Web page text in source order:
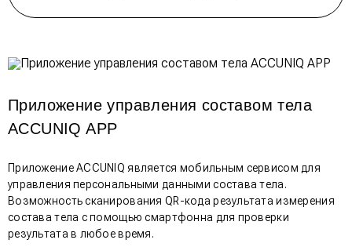
Приложение управления составом тела
ACCUNIQ APP
Приложение ACCUNIQ является мобильным сервисом для
управления персональными данными состава тела.
Возможность сканирования QR-кода результата измерения
состава тела с помощью смартфонна для проверки
результата в любое время.